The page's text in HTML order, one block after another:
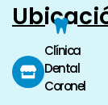
Clínica
Dental
Coronel